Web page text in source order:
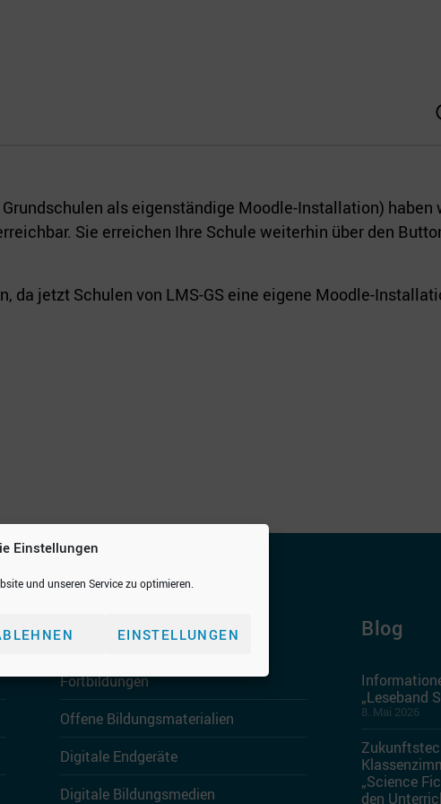
Einstellungen
und unseren Service zu optimieren.
EINSTELLUNGEN
als eigenständige Moodle-Installation) haben
Sie erreichen Ihre Schule weiterhin über den
da jetzt Schulen von LMS-GS eine eigene Moodle-
Unterrichten
Fortbildungen
Offene Bildungsmaterialien
Digitale Endgeräte
Digitale Bildungsmedien
Blog
„Leseband
8. Mai 2026
„Science
den